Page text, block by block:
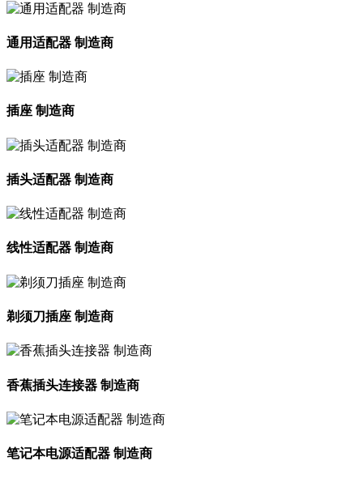
通用适配器 制造商
插座 制造商
插头适配器 制造商
线性适配器 制造商
剃须刀插座 制造商
香蕉插头连接器 制造商
笔记本电源适配器 制造商